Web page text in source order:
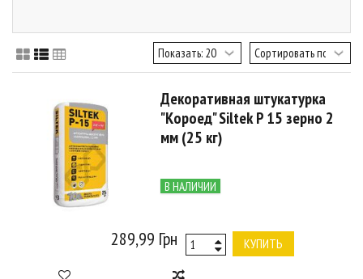
Декоративная штукатурка
"Короед" Siltek P 15 зерно 2
мм (25 кг)
В НАЛИЧИИ
289,99 Грн КУПИТЬ